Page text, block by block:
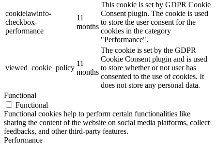
cookielawinfo-
checkbox-
performance
11
months
This cookie is set by GDPR Cookie
Consent plugin. The cookie is used
to store the user consent for the
cookies in the category
"Performance".
viewed_cookie_policy
11
months
The cookie is set by the GDPR
Cookie Consent plugin and is used
to store whether or not user has
consented to the use of cookies. It
does not store any personal data.
Functional
Functional
Functional cookies help to perform certain functionalities like
sharing the content of the website on social media platforms, collect
feedbacks, and other third-party features.
Performance